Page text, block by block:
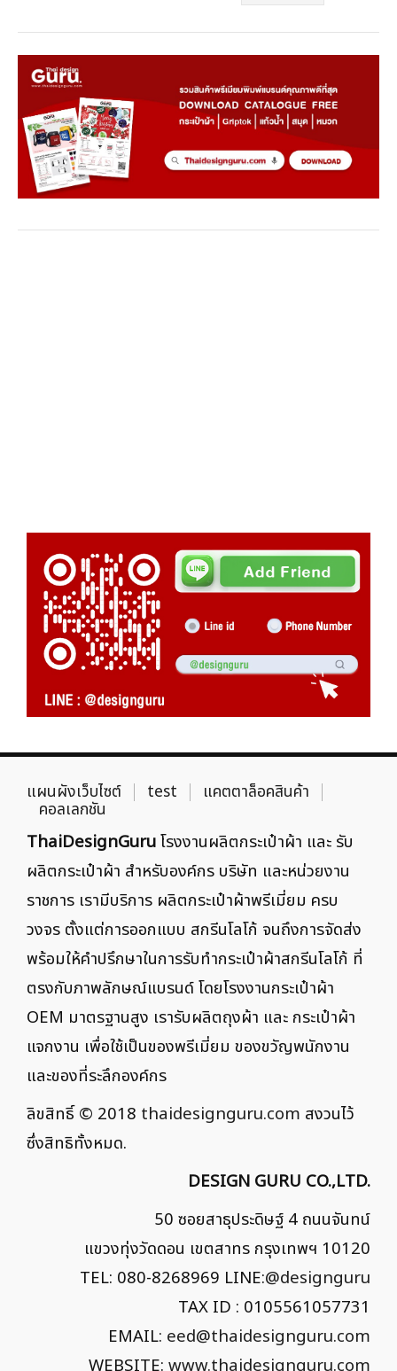
แผนผังเว็บไซต์ test แคตตาล็อคสินค้า
คอลเลกชัน
ThaiDesignGuruโรงงานผลิตกระเป๋าผ้า และ รับ
ผลิตกระเป๋าผ้า สำหรับองค์กร บริษัท และหน่วยงาน
ราชการ เรามีบริการ ผลิตกระเป๋าผ้าพรีเมี่ยม ครบ
วงจร ตั้งแต่การออกแบบ สกรีนโลโก้ จนถึงการจัดส่ง
พร้อมให้คำปรึกษาในการรับทำกระเป๋าผ้าสกรีนโลโก้ ที่
ตรงกับภาพลักษณ์แบรนด์ โดยโรงงานกระเป๋าผ้า
OEM มาตรฐานสูง เรารับผลิตถุงผ้า และ กระเป๋าผ้า
แจกงาน เพื่อใช้เป็นของพรีเมี่ยม ของขวัญพนักงาน
และของที่ระลึกองค์กร
ลิขสิทธิ์ © 2018 thaidesignguru.com สงวนไว้
ซึ่งสิทธิทั้งหมด.
DESIGN GURU CO.,LTD.
50 ซอยสาธุประดิษฐ์ 4 ถนนจันทน์
แขวงทุ่งวัดดอน เขตสาทร กรุงเทพฯ 10120
TEL: 080-8268969 LINE:@designguru
TAX ID : 0105561057731
EMAIL: eed@thaidesignguru.com